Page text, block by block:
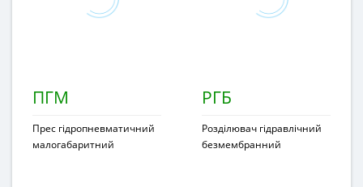
ПГМ
Прес гідропневматичний
малогабаритний
РГБ
Розділювач гідравлічний
безмембранний